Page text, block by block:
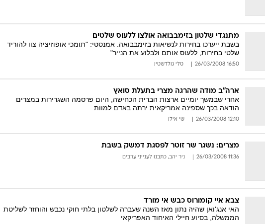
מתנגדי שלטון בזימבבואה אולצו ללעוס שלטים
בשבת ייערכו בחירות לנשיאות בזימבבואה. אמנסטי: "תומכי אופוזיציה צוו להוריד
שלטי בחירות, ללעוס אותם ולבלוע את הנייר"
16:50 26/03/2008 טלי גולדשטין
ארה"ב מודה שהרגה מצרי בתעלת סואץ
אחרי שבמשך יומיים ארצות הברית הכחישה, היום פרסמה השגרירות במצרים
הודאה בכך שספינה אמריקאית ירתה באדם למוות
12:10 26/03/2008 שי אילן
מצרים: נשגר שר זוטר לפסגת דמשק בשבת
11:36 26/03/2008 ניר יהב, כתבנו לענייני ערבים
צבא איי קומורוס כבש אי מורד
האי אנג'ואן שהיה נתון מאז השנה שעברה לשלטון בלתי חוקי נכבש והוחזר לשליטת
הממשלה, בסיוע חיילי האיחוד האפריקאי